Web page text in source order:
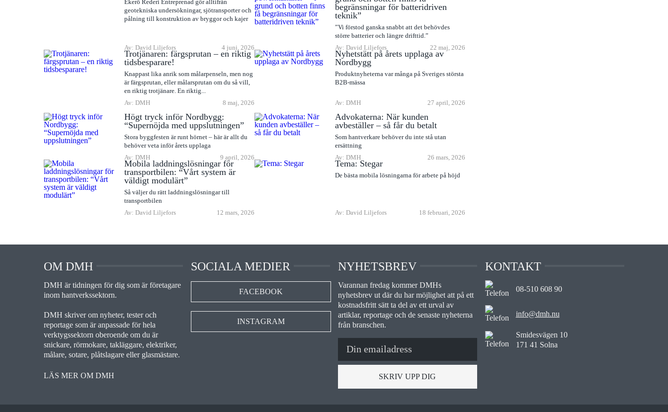
Ekerö Rederi Entreprenad gör alltifrån
geotekniska undersökningar, sjötransporter och
pålning till konstruktion av bryggor och kajer
Av: David Liljefors 4 juni, 2026
begränsningar för batteridriven
teknik”
”Vi förstod ganska snabbt att det behövdes
större batterier och längre drifttid.”
Av: David Liljefors
22 maj, 2026
Trotjänaren: färgsprutan – en riktig
tidsbesparare!
Knappast lika anrik som målarpenseln, men nog
är färgsprutan, eller målarsprutan om du så vill,
en riktig trotjänare. En riktig...
Av: DMH
8 maj, 2026
Nyhetstätt på årets upplaga av
Nordbygg
Produktnyheterna var många på Sveriges största
B2B-mässa
Av: DMH 27 april, 2026
Högt tryck inför Nordbygg:
“Supernöjda med uppslutningen”
Stora byggfesten är runt hörnet – här är allt du
behöver veta inför årets upplaga
Av: DMH
9 april, 2026
Advokaterna: När kunden
avbeställer – så får du betalt
Som hantverkare behöver du inte stå utan
ersättning
Av: DMH
26 mars, 2026
Mobila laddningslösningar för
transportbilen: “Vårt system är
väldigt modulärt”
Så väljer du rätt laddningslösningar till
transportbilen
Av: David Liljefors
12 mars, 2026
Tema: Stegar
De bästa mobila lösningarna för arbete på höjd
Av: David Liljefors 18 februari, 2026
OM DMH
DMH är tidningen för dig som är företagare
inom hantverkssektorn.
DMH skriver om nyheter, tester och
reportage som är anpassade för hela
verktygssektorn oberoende om du är
snickare, rörmokare, takläggare, elektriker,
målare, sotare, plåtslagare eller glasmästare.
LÄS MER OM DMH
SOCIALA MEDIER
FACEBOOK
INSTAGRAM
NYHETSBREV
Varannan fredag kommer DMHs
nyhetsbrev ut där du har möjlighet att på ett
kostnadsfritt sätt ta del av ett urval av
artiklar, reportage och de senaste nyheterna
från branschen.
SKRIV UPP DIG
KONTAKT
08-510 608 90
info@dmh.nu
Smidesvägen 10
171 41 Solna